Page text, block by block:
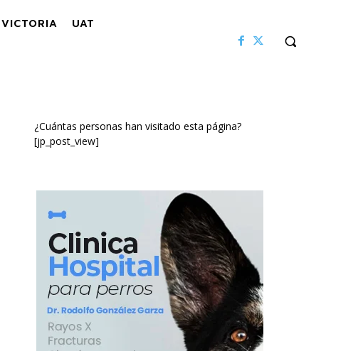
VICTORIA UAT
¿Cuántas personas han visitado esta página?
[jp_post_view]